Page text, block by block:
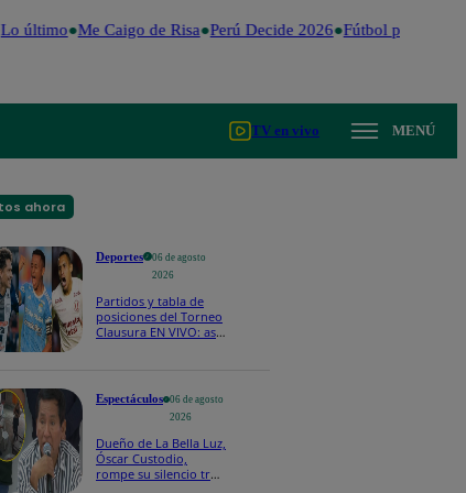
último Me Caigo de Risa Perú Decide 2026 Fútbol peruano
TV en vivo MENÚ
ahora
Deportes
06 de agosto
2026
Partidos y tabla de
posiciones del Torneo
Clausura EN VIVO: así
Espectáculos
06 de agosto
2026
Dueño de La Bella Luz,
Óscar Custodio,
rompe su silencio tras